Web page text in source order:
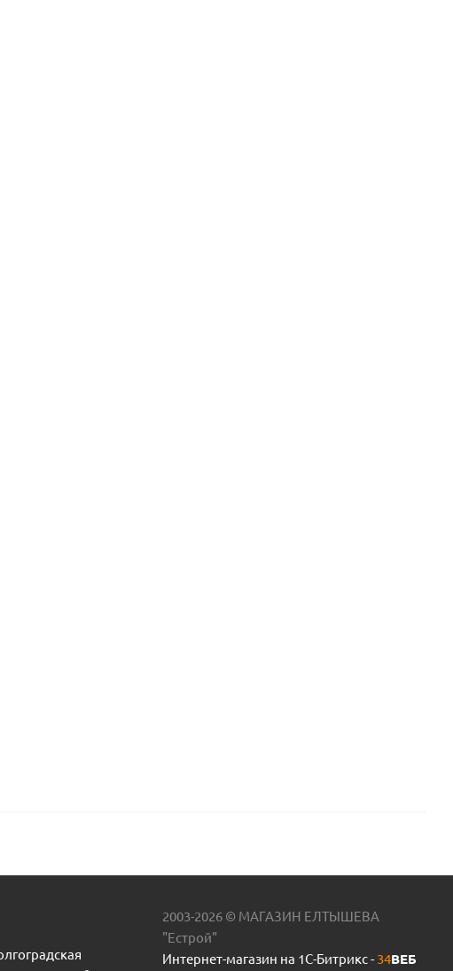
2003-2026 © МАГАЗИН ЕЛТЫШЕВА
"Естрой"
Интернет-магазин на 1С-Битрикс - 34ВЕБ